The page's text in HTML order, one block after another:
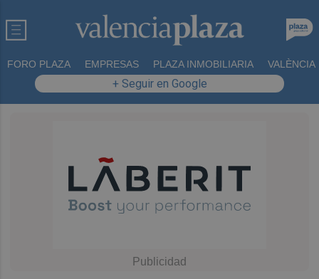
FORO PLAZA EMPRESAS PLAZA INMOBILIARIA VALÈNCIA
+ Seguir en Google